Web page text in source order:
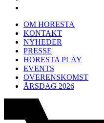
OM HORESTA
KONTAKT
NYHEDER
PRESSE
HORESTA PLAY
EVENTS
OVERENSKOMST
ÅRSDAG 2026